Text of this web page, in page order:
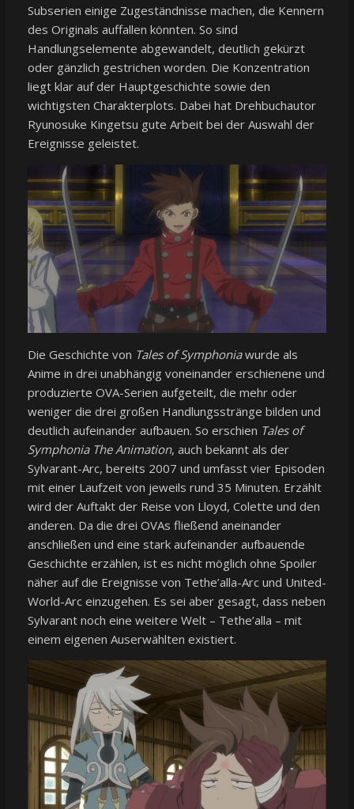
Subserien einige Zugeständnisse machen, die Kennern
des Originals auffallen könnten. So sind
Handlungselemente abgewandelt, deutlich gekürzt
oder gänzlich gestrichen worden. Die Konzentration
liegt klar auf der Hauptgeschichte sowie den
wichtigsten Charakterplots. Dabei hat Drehbuchautor
Ryunosuke Kingetsu gute Arbeit bei der Auswahl der
Ereignisse geleistet.
Die Geschichte von Tales of Symphoniawurde als
Anime in drei unabhängig voneinander erschienene und
produzierte OVA-Serien aufgeteilt, die mehr oder
weniger die drei großen Handlungsstränge bilden und
deutlich aufeinander aufbauen. So erschien Tales of
Symphonia The Animation, auch bekannt als der
Sylvarant-Arc, bereits 2007 und umfasst vier Episoden
mit einer Laufzeit von jeweils rund 35 Minuten. Erzählt
wird der Auftakt der Reise von Lloyd, Colette und den
anderen. Da die drei OVAs fließend aneinander
anschließen und eine stark aufeinander aufbauende
Geschichte erzählen, ist es nicht möglich ohne Spoiler
näher auf die Ereignisse von Tethe’alla-Arc und United-
World-Arc einzugehen. Es sei aber gesagt, dass neben
Sylvarant noch eine weitere Welt – Tethe’alla – mit
einem eigenen Auserwählten existiert.